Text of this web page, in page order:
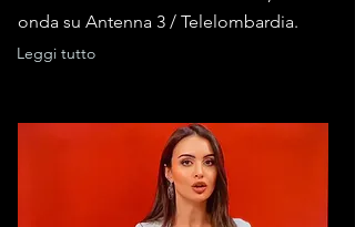
onda su Antenna 3 / Telelombardia.
Leggi tutto